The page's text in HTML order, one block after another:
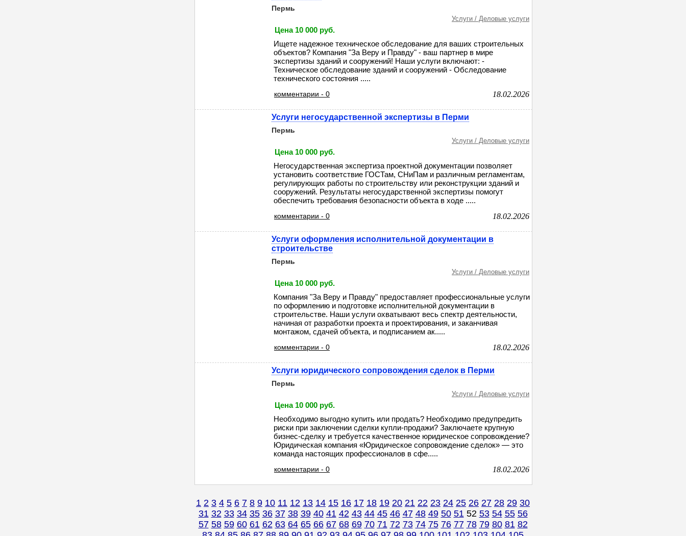
Пермь
Услуги / Деловые услуги
Цена 10 000 руб.
Ищете надежное техническое обследование для ваших строительных
объектов? Компания "За Веру и Правду" - ваш партнер в мире
экспертизы зданий и сооружений! Наши услуги включают: -
Техническое обследование зданий и сооружений - Обследование
технического состояния .....
комментарии - 0 18.02.2026
Услуги негосударственной экспертизы в Перми
Пермь
Услуги / Деловые услуги
Цена 10 000 руб.
Негосударственная экспертиза проектной документации позволяет
установить соответствие ГОСТам, СНиПам и различным регламентам,
регулирующих работы по строительству или реконструкции зданий и
сооружений. Результаты негосударственной экспертизы помогут
обеспечить требования безопасности объекта в ходе .....
комментарии - 0 18.02.2026
Услуги оформления исполнительной документации в
строительстве
Пермь
Услуги / Деловые услуги
Цена 10 000 руб.
Компания "За Веру и Правду" предоставляет профессиональные услуги
по оформлению и подготовке исполнительной документации в
строительстве. Наши услуги охватывают весь спектр деятельности,
начиная от разработки проекта и проектирования, и заканчивая
монтажом, сдачей объекта, и подписанием ак.....
комментарии - 0 18.02.2026
Услуги юридического сопровождения сделок в Перми
Пермь
Услуги / Деловые услуги
Цена 10 000 руб.
Необходимо выгодно купить или продать? Необходимо предупредить
риски при заключении сделки купли-продажи? Заключаете крупную
бизнес-сделку и требуется качественное юридическое сопровождение?
Юридическая компания «Юридическое сопровождение сделок» — это
команда настоящих профессионалов в сфе.....
комментарии - 0 18.02.2026
1 2 3 4 5 6 7 8 9 10 11 12 13 14 15 16 17 18 19 20 21 22 23 24 25 26 27 28 29 30
31 32 33 34 35 36 37 38 39 40 41 42 43 44 45 46 47 48 49 50 5152 53 54 55 56
57 58 59 60 61 62 63 64 65 66 67 68 69 70 71 72 73 74 75 76 77 78 79 80 81 82